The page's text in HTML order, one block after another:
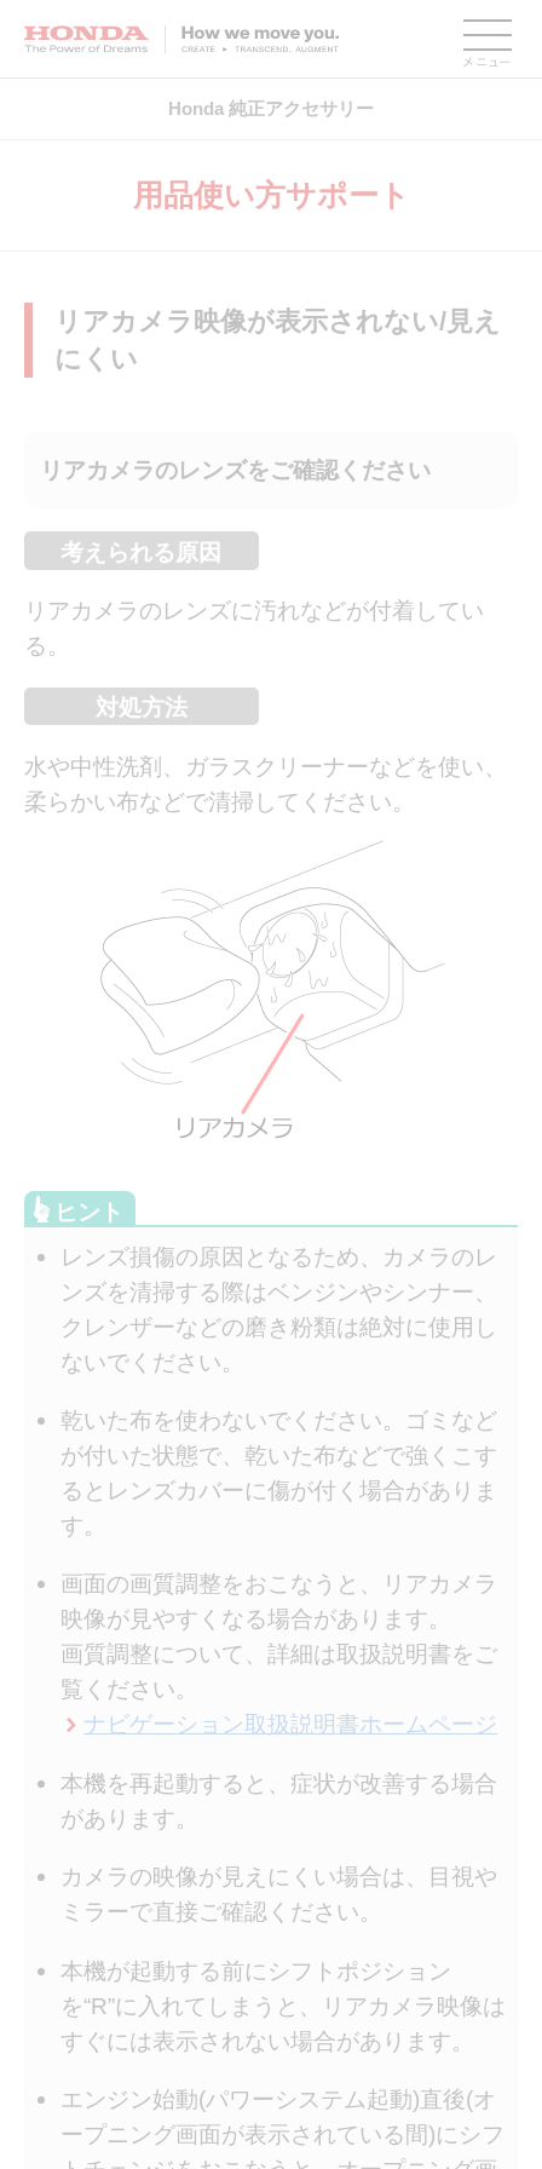
HONDA The Power of Dreams
Honda 純正アクセサリー
用品使い方サポート
リアカメラ映像が表示されない/見え
にくい
リアカメラのレンズをご確認ください
考えられる原因
リアカメラのレンズに汚れなどが付着してい
る。
対処方法
水や中性洗剤、ガラスクリーナーなどを使い、
柔らかい布などで清掃してください。
レンズ損傷の原因となるため、カメラのレ
ンズを清掃する際はベンジンやシンナー、
クレンザーなどの磨き粉類は絶対に使用し
ないでください。
乾いた布を使わないでください。ゴミなど
が付いた状態で、乾いた布などで強くこす
るとレンズカバーに傷が付く場合がありま
す。
画面の画質調整をおこなうと、リアカメラ
映像が見やすくなる場合があります。
画質調整について、詳細は取扱説明書をご
覧ください。
ナビゲーション取扱説明書ホームページ
本機を再起動すると、症状が改善する場合
があります。
カメラの映像が見えにくい場合は、目視
ミラーで直接ご確認ください。
本機が起動する前にシフトポジション
を“R”に入れてしまうと、リアカメラ映像は
すぐには表示されない場合があります。
エンジン始動(パワーシステム起動)直後(オ
ープニング画面が表示されている間)にシフ